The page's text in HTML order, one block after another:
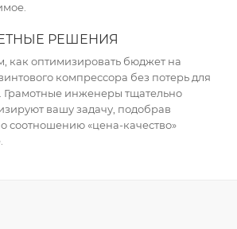
РЕШЕНИЯ
как оптимизировать бюджет на
компрессора без потерь для
Грамотные инженеры тщательно
вашу задачу, подобрав
соотношению «цена-качество»